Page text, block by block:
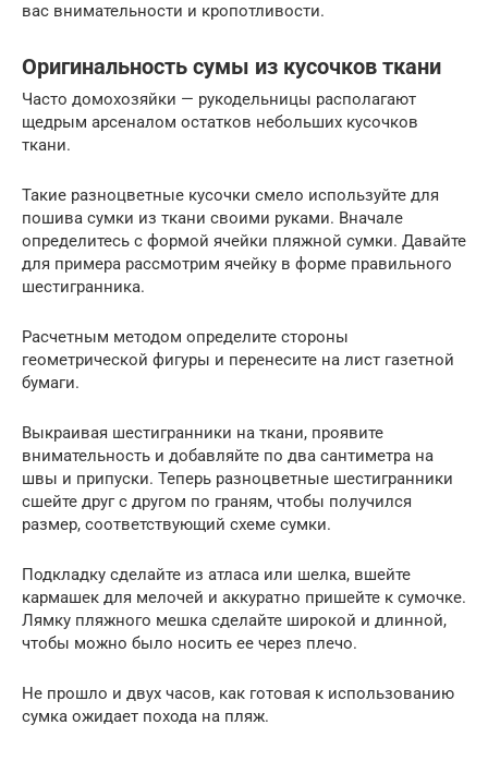
вас внимательности и кропотливости.
Оригинальность сумы из кусочков ткани
Часто домохозяйки — рукодельницы располагают
щедрым арсеналом остатков небольших кусочков
ткани.
Такие разноцветные кусочки смело используйте для
пошива сумки из ткани своими руками. Вначале
определитесь с формой ячейки пляжной сумки. Давайте
для примера рассмотрим ячейку в форме правильного
шестигранника.
Расчетным методом определите стороны
геометрической фигуры и перенесите на лист газетной
бумаги.
Выкраивая шестигранники на ткани, проявите
внимательность и добавляйте по два сантиметра на
швы и припуски. Теперь разноцветные шестигранники
сшейте друг с другом по граням, чтобы получился
размер, соответствующий схеме сумки.
Подкладку сделайте из атласа или шелка, вшейте
кармашек для мелочей и аккуратно пришейте к сумочке.
Лямку пляжного мешка сделайте широкой и длинной,
чтобы можно было носить ее через плечо.
Не прошло и двух часов, как готовая к использованию
сумка ожидает похода на пляж.